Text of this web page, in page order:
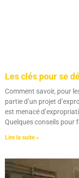
Les clés pour se
Comment savoir, pour
partie d’un projet
est menacé
Quelques conseils pour
Lire la suite »